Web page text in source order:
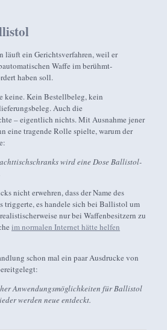
läuft ein Gerichtsverfahren, weil er
Waffe im berühmt-
haben soll.
keine. Kein Bestellbeleg, kein
Auch die
– eigentlich nichts. Mit Ausnahme jener
eine tragende Rolle spielte, warum der
wird eine Dose Ballistol-
nicht erwehren, dass der Name des
triggerte, es handele sich bei Ballistol um
nur bei Waffenbesitzern zu
im normalen Internet hätte helfen
schon mal ein paar Ausdrucke von
Anwendungsmöglichkeiten für Ballistol
werden neue entdeckt.